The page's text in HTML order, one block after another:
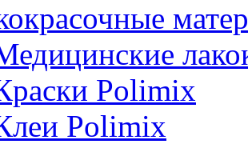
Polimix
Polimix